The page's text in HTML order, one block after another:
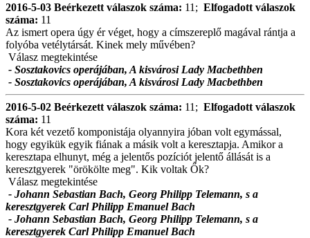
2016-5-03 Beérkezett válaszok száma: 11; Elfogadott válaszok
száma: 11
Az ismert opera úgy ér véget, hogy a címszereplő magával rántja a
folyóba vetélytársát. Kinek mely művében?
Válasz megtekintése
- Sosztakovics operájában, A kisvárosi Lady Macbethben
- Sosztakovics operájában, A kisvárosi Lady Macbethben
2016-5-02 Beérkezett válaszok száma: 11; Elfogadott válaszok
száma: 11
Kora két vezető komponistája olyannyira jóban volt egymással,
hogy egyikük egyik fiának a másik volt a keresztapja. Amikor a
keresztapa elhunyt, még a jelentős pozíciót jelentő állását is a
keresztgyerek "örökölte meg". Kik voltak Ők?
Válasz megtekintése
- Johann Sebastian Bach, Georg Philipp Telemann, s a
keresztgyerek Carl Philipp Emanuel Bach
- Johann Sebastian Bach, Georg Philipp Telemann, s a
keresztgyerek Carl Philipp Emanuel Bach